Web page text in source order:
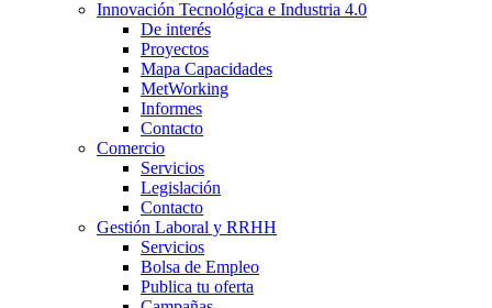
Innovación Tecnológica e Industria 4.0
De interés
Proyectos
Mapa Capacidades
MetWorking
Informes
Contacto
Comercio
Servicios
Legislación
Contacto
Gestión Laboral y RRHH
Servicios
Bolsa de Empleo
Publica tu oferta